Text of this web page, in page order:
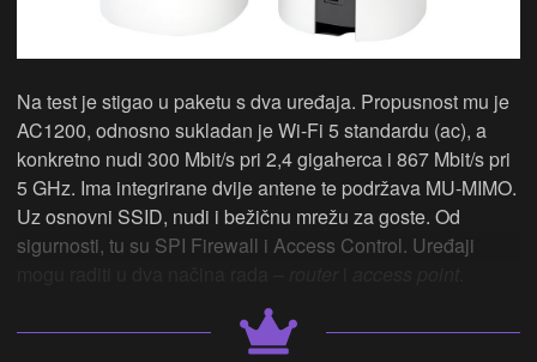
Na test je stigao u paketu s dva uređaja. Propusnost mu je
AC1200, odnosno sukladan je Wi-Fi 5 standardu (ac), a
konkretno nudi 300 Mbit/s pri 2,4 gigaherca i 867 Mbit/s pri
5 GHz. Ima integrirane dvije antene te podržava MU-MIMO.
Uz osnovni SSID, nudi i bežičnu mrežu za goste. Od
sigurnosti, tu su SPI Firewall i Access Control. Uređaji